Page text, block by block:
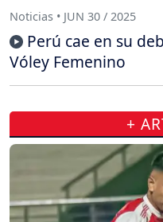
Noticias • JUN 30 / 2025
Perú cae en su
Vóley Femenino
+